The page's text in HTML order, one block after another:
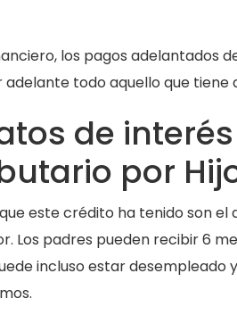
los pagos adelantados
todo aquello que tiene
de
por
este crédito ha tenido son
Los padres pueden recibir 6
incluso estar desempleado